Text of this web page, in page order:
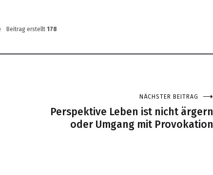
Beitrag erstellt 178
NÄCHSTER BEITRAG
Perspektive Leben ist nicht ärgern
oder Umgang mit Provokation